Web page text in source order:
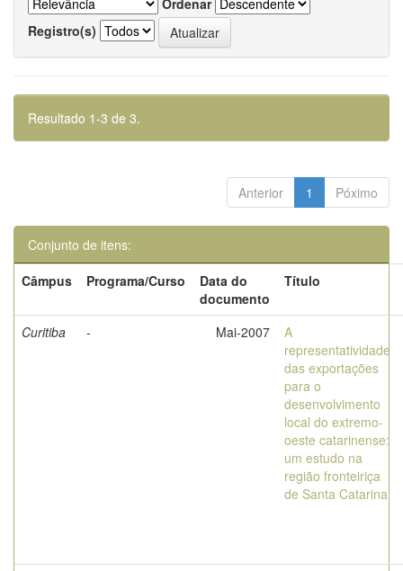
Ordenar
Registro(s)
Resultado 1-3 de 3.
Anterior 1 Póximo
Conjunto de itens:
Câmpus
Programa/Curso
Data do
documento
Título
Curitiba - Mai-2007
A
representatividade
das exportações
para o
desenvolvimento
local do extremo-
oeste catarinense:
um estudo na
região fronteiriça
de Santa Catarina